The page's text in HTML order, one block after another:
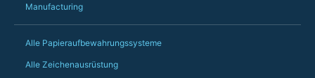
Manufacturing
Alle Papieraufbewahrungssysteme
Alle Zeichenausrüstung